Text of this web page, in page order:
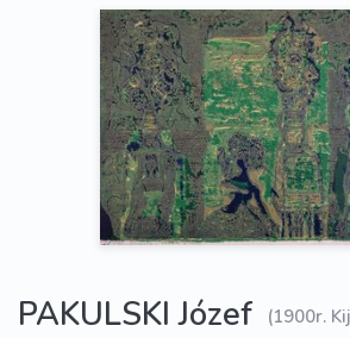
PAKULSKI Józef
(1900r.